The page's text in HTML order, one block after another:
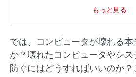
もっと見る
では、コンピュータが壊れる
か？壊れたコンピュータやシス
防ぐにはどうすればいいのか？